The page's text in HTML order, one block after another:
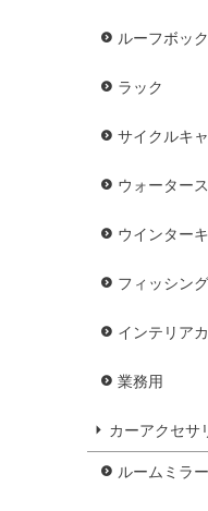
ルーフボッ
ラック
サイクルキ
ウォーター
ウインター
フィッシング
インテリア
業務用
カーアクセサ
ルームミラ